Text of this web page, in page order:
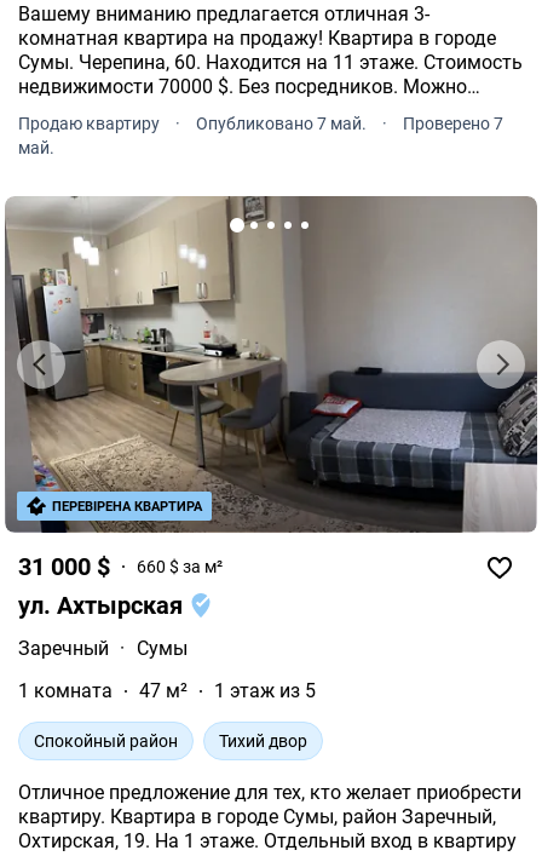
Вашему вниманию предлагается отличная 3-
комнатная квартира на продажу! Квартира в городе
Сумы. Черепина, 60. Находится на 11 этаже. Стоимость
недвижимости 70000 $. Без посредников. Можно
рассматривать через єВідновлення. Возможен торг.
Продаю квартиру · Опубликовано 7 май. ·
Проверено 7
май.
31 000 $ 660 $ за м²
ул. Ахтырская
Заречный ·
Сумы
1 комната
47 м² 1 этаж из 5
Спокойный район Тихий двор
Отличное предложение для тех, кто желает приобрести
квартиру. Квартира в городе Сумы, район Заречный,
Охтирская, 19. На 1 этаже. Отдельный вход в квартиру
ПЕРЕВІРЕНА КВАРТИРА